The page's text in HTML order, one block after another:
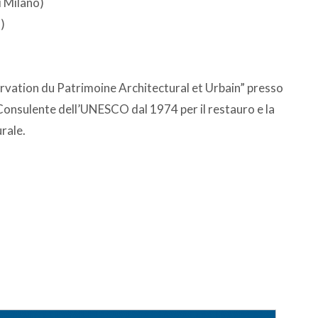
du Patrimoine Architectural et Urbain” presso
dell’UNESCO dal 1974 per il restauro e la